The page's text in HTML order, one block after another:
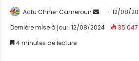
Actu Chine-Cameroun
n
12/08/
Dernière mise à jour: 12/08/2024
35 047
4 minutes de lecture